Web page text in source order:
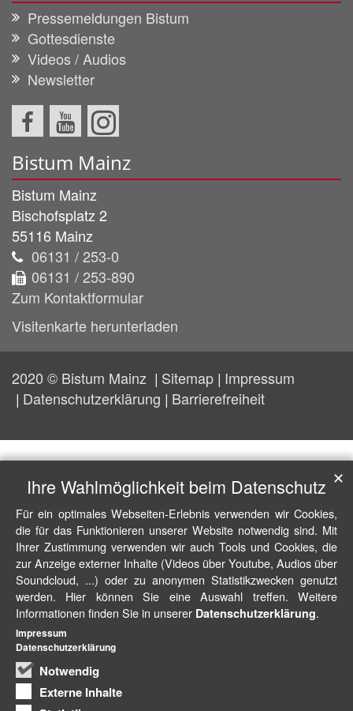
Pressemeldungen Bistum
Gottesdienste
Videos / Audios
Newsletter
Bistum Mainz
Bistum Mainz
Bischofsplatz 2
55116 Mainz
06131 / 253-0
06131 / 253-890
Zum Kontaktformular
Visitenkarte herunterladen
2020 © Bistum Mainz Sitemap Impressum
Datenschutzerklärung
Barrierefreiheit
Ihre Wahlmöglichkeit beim Datenschutz
Für ein optimales Webseiten-Erlebnis verwenden wir Cookies,
die für das Funktionieren unserer Website notwendig sind. Mit
Ihrer Zustimmung verwenden wir auch Tools und Cookies, die
zur Anzeige externer Inhalte (Videos über Youtube, Audios über
Soundcloud, ...) oder zu anonymen Statistikzwecken genutzt
werden. Hier können Sie eine Auswahl treffen. Weitere
Informationen finden Sie in unserer Datenschutzerklärung.
Notwendig
Externe Inhalte
✕
Impressum
Datenschutzerklärung